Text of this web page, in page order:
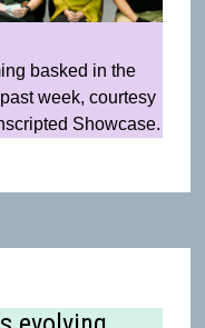
basked in the
week, courtesy
Showcase.